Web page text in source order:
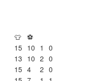
👕 ⚽
15 10 1
0
13 10 2 0
15 4 2 0